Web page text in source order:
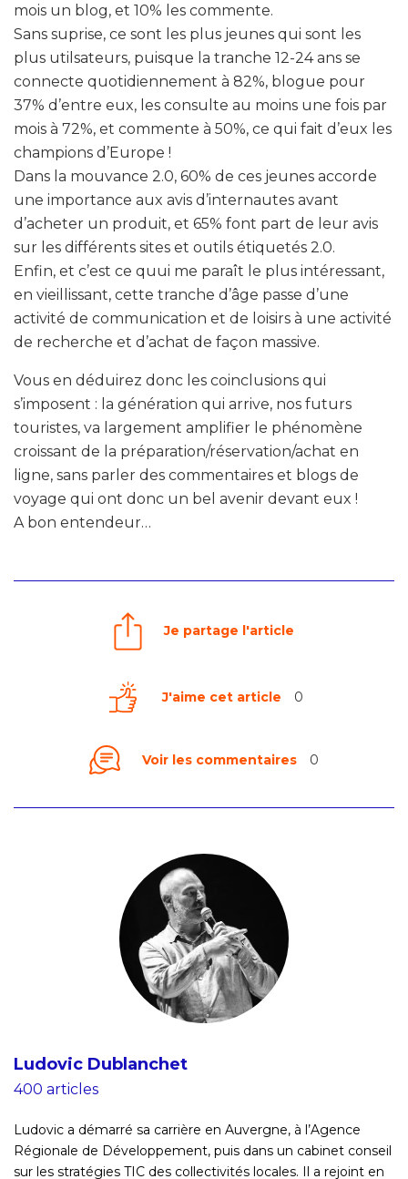
mois un blog, et 10% les commente.
Sans suprise, ce sont les plus jeunes qui sont les
plus utilsateurs, puisque la tranche 12-24 ans se
connecte quotidiennement à 82%, blogue pour
37% d’entre eux, les consulte au moins une fois par
mois à 72%, et commente à 50%, ce qui fait d’eux les
champions d’Europe !
Dans la mouvance 2.0, 60% de ces jeunes accorde
une importance aux avis d’internautes avant
d’acheter un produit, et 65% font part de leur avis
sur les différents sites et outils étiquetés 2.0.
Enfin, et c’est ce quui me paraît le plus intéressant,
en vieillissant, cette tranche d’âge passe d’une
activité de communication et de loisirs à une activité
de recherche et d’achat de façon massive.
Vous en déduirez donc les coinclusions qui
s’imposent : la génération qui arrive, nos futurs
touristes, va largement amplifier le phénomène
croissant de la préparation/réservation/achat en
ligne, sans parler des commentaires et blogs de
voyage qui ont donc un bel avenir devant eux !
A bon entendeur…
Je partage l'article
J'aime cet article 0
Voir les commentaires 0
Ludovic Dublanchet
400 articles
Ludovic a démarré sa carrière en Auvergne, à l’Agence
Régionale de Développement, puis dans un cabinet conseil
sur les stratégies TIC des collectivités locales. Il a rejoint en